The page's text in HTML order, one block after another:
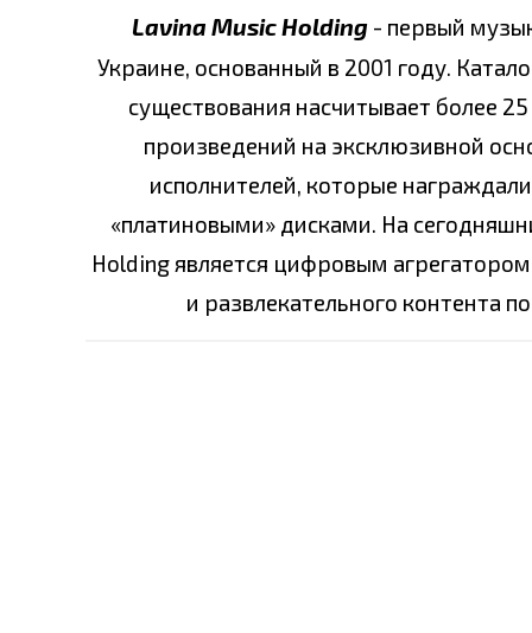
Lavina Music Holding - первый
Украине, основанный в 2001 году.
существования насчитывает более
произведений на эксклюзивной
исполнителей, которые
«платиновыми» дисками. На
Holding является цифровым
и развлекательного контента